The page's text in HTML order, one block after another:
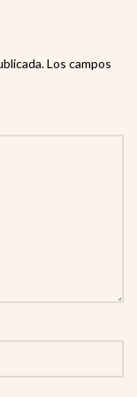
Los campos